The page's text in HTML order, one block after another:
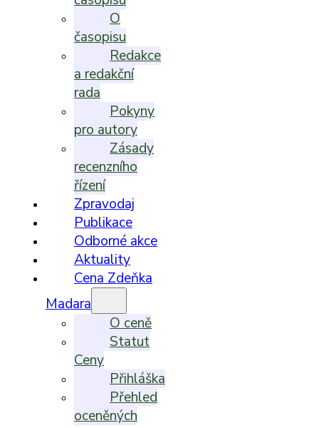
O
časopisu
Redakce
a redakční
rada
Pokyny
pro autory
Zásady
recenzního
řízení
Zpravodaj
Publikace
Odborné akce
Aktuality
Cena Zdeňka
Madara
O ceně
Statut
Ceny
Přihláška
Přehled
oceněných